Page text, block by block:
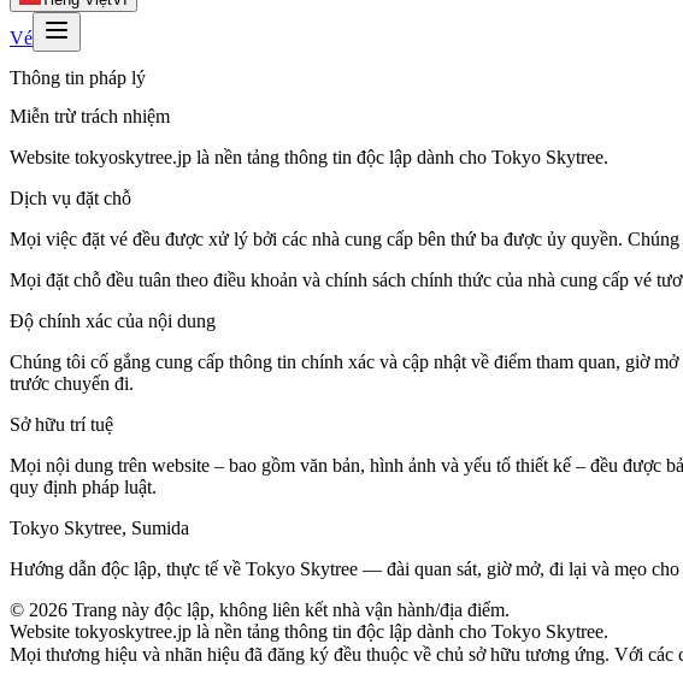
Vé
Thông tin pháp lý
Miễn trừ trách nhiệm
Website tokyoskytree.jp là nền tảng thông tin độc lập dành cho Tokyo Skytree.
Dịch vụ đặt chỗ
Mọi việc đặt vé đều được xử lý bởi các nhà cung cấp bên thứ ba được ủy quyền.
Mọi đặt chỗ đều tuân theo điều khoản và chính sách chính thức của nhà cung cấp vé
Độ chính xác của nội dung
Chúng tôi cố gắng cung cấp thông tin chính xác và cập nhật về điểm tham quan, giờ
trước chuyến đi.
Sở hữu trí tuệ
Mọi nội dung trên website – bao gồm văn bản, hình ảnh và yếu tố thiết kế – đều được
quy định pháp luật.
Tokyo Skytree, Sumida
Hướng dẫn độc lập, thực tế về Tokyo Skytree — đài quan sát, giờ mở, đi lại và mẹo
© 2026 Trang này độc lập, không liên kết nhà vận hành/địa điểm.
Website tokyoskytree.jp là nền tảng thông tin độc lập dành cho Tokyo Skytree.
Mọi thương hiệu và nhãn hiệu đã đăng ký đều thuộc về chủ sở hữu tương ứng. Với